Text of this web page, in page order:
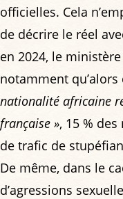
officielles. Cela
de décrire le réel
en 2024, le
notamment qu’alors
nationalité africaine
française », 15 %
de trafic de
De même, dans le
d’agressions